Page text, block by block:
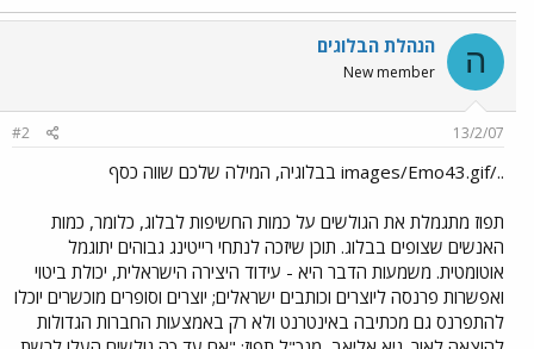
ה הנהלת הבלוגים
New member
13/2/07
#2
../images/Emo43.gif בבלוגיה, המילה שלכם שווה כסף
תפוז מתגמלת את הגולשים על כמות החשיפות לבלוג, כלומר, כמות
האנשים שצופים בבלוג. תוכן שיזכה לנתחי רייטינג גבוהים יתוגמל
אוטומטית. משמעות הדבר היא - עידוד היצירה הישראלית, יכולת ביטוי
ואפשרות פרנסה ליוצרים וכותבים ישראלים; יוצרים וסופרים מוכשרים יוכלו
להתפרנס גם מכתיבה באינטרנט ולא רק באמצעות החברות הגדולות